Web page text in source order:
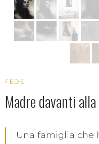
FEDE
Madre davanti
Una famiglia che